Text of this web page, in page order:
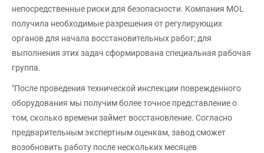
непосредственные риски для безопасности. Компания MOL
получила необходимые разрешения от регулирующих
органов для начала восстановительных работ; для
выполнения этих задач сформирована специальная рабочая
группа.
"После проведения технической инспекции поврежденного
оборудования мы получим более точное представление о
том, сколько времени займет восстановление. Согласно
предварительным экспертным оценкам, завод сможет
возобновить работу после нескольких месяцев